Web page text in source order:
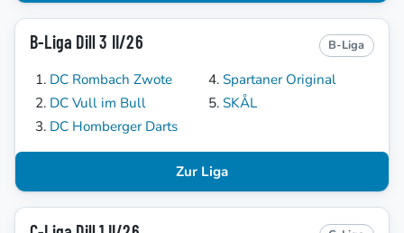
B-Liga Dill 3 II/26 B-Liga
DC Rombach Zwote
DC Vull im Bull
DC Homberger Darts
Spartaner Original
SKÅL
Zur Liga